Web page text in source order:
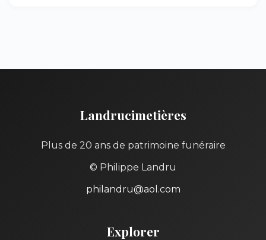
Landrucimetières
Plus de 20 ans de patrimoine funéraire
© Philippe Landru
philandru@aol.com
Explorer